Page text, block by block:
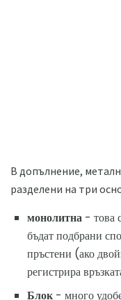
В допълнение,
разделени на три
монолитна - това
бъдат подбрани
пръстени (ако
регистрира
Блок - много